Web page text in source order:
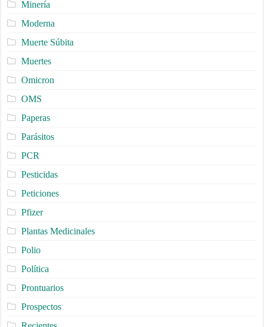
Minería
Moderna
Muerte Súbita
Muertes
Omicron
OMS
Paperas
Parásitos
PCR
Pesticidas
Peticiones
Pfizer
Plantas Medicinales
Polio
Política
Prontuarios
Prospectos